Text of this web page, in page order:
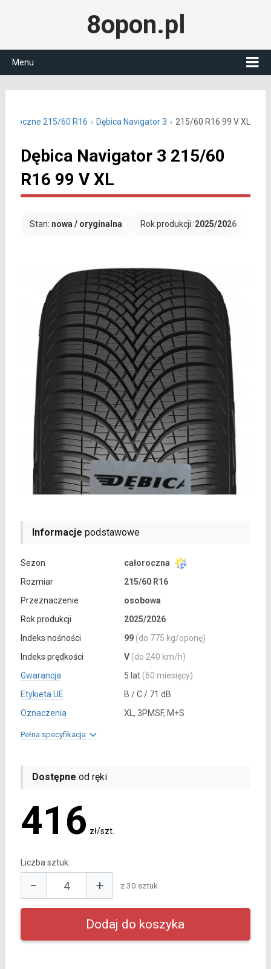
8opon.pl
Menu
215/60 R16 Dębica Navigator 3 215/60 R16 99 V XL
Dębica Navigator 3 215/60
R16 99 V XL
Stan: nowa / oryginalna Rok produkcji: 2025/2026
Informacje podstawowe
Sezon
całoroczna
Rozmiar
215/60 R16
Przeznaczenie
osobowa
Rok produkcji
2025/2026
Indeks nośności
99 (do 775 kg/oponę)
Indeks prędkości
V (do 240 km/h)
Gwarancja
5 lat (60 miesięcy)
Etykieta UE
B / C / 71 dB
Oznaczenia
XL, 3PMSF, M+S
Pełna specyfikacja
Dostępne od ręki
416 zł/szt.
Liczba sztuk:
− + z 30 sztuk